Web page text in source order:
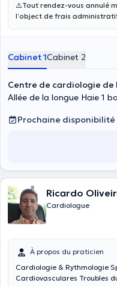
⚠️Tout rendez-vous annulé
l’object de frais
Cabinet 1Cabinet 2
Centre de cardiologie de
Allée de la longue Haie 1
Prochaine disponibilité
Ricardo
Cardiologue
À propos du praticien
Cardiologie & Rythmologie Spécialiste en Maladies
Cardiovasculares Troubles du Rythme Cardiaque et suivi des